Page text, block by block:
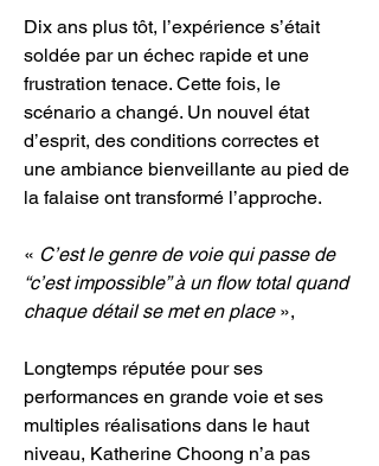
Dix ans plus tôt, l’expérience s’était
soldée par un échec rapide et une
frustration tenace. Cette fois, le
scénario a changé. Un nouvel état
d’esprit, des conditions correctes et
une ambiance bienveillante au pied de
la falaise ont transformé l’approche.
« C’est le genre de voie qui passe de
“c’est impossible” à un flow total quand
chaque détail se met en place »,
Longtemps réputée pour ses
performances en grande voie et ses
multiples réalisations dans le haut
niveau, Katherine Choong n’a pas